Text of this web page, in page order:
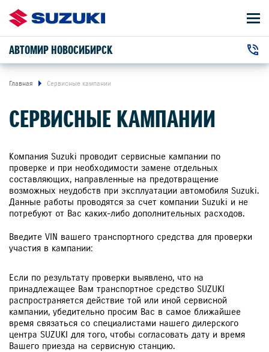
АВТОМИР НОВОСИБИРСК
г. Новосибирск, Петухова улица, 87
АВТОМОБИЛИ
ВЛАДЕЛЬЦАМ
О КОМПАНИИ
КОНТАКТЫ
НОВОСТИ
Главная Сервисные кампании
СЕРВИСНЫЕ КАМПАНИИ
Компания Suzuki проводит сервисные кампании по
проверке и при необходимости замене отдельных
составляющих, направленные на предотвращение
возможных неудобств при эксплуатации автомобиля Suzuki.
Данные работы проводятся за счет компании Suzuki и не
потребуют от Вас каких-либо дополнительных расходов.
Введите VIN вашего транспортного средства для проверки
участия в кампании:
Если по результату проверки выявлено, что на
принадлежащее Вам транспортное средство SUZUKI
распространяется действие той или иной сервисной
кампании, убедительно просим Вас в самое ближайшее
время связаться со специалистами нашего дилерского
центра SUZUKI для того, чтобы согласовать дату и время
Вашего приезда на сервисную станцию.